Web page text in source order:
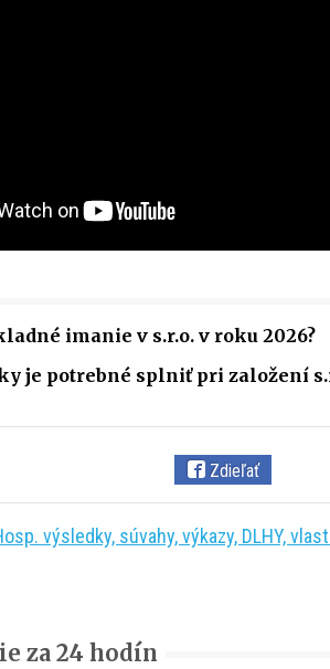
imanie v s.r.o. v roku 2026?
je potrebné splniť pri založení
Zdieľať
výsledky, súvahy, výkazy, DLHY,
za 24 hodín